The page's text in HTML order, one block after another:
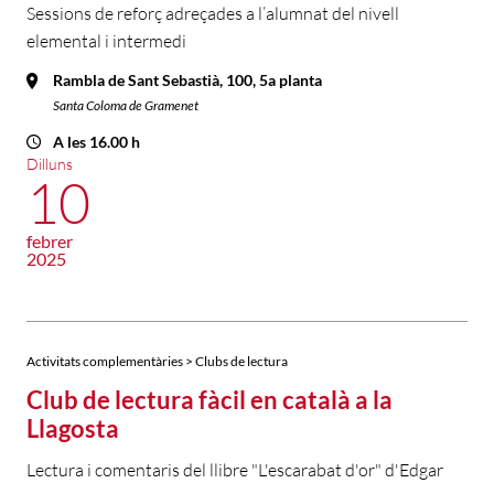
Sessions de reforç adreçades a l’alumnat del nivell
elemental i intermedi
Rambla de Sant Sebastià, 100, 5a planta
Santa Coloma de Gramenet
A les 16.00 h
Dilluns
10
febrer
2025
Activitats complementàries > Clubs de lectura
Club de lectura fàcil en català a la
Llagosta
Lectura i comentaris del llibre "L'escarabat d'or" d'Edgar